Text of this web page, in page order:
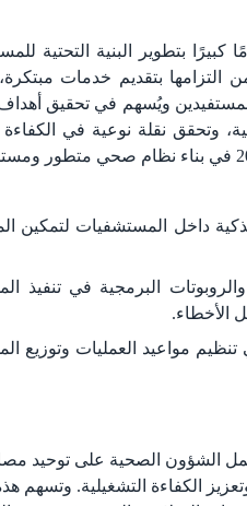
بتطوير البنية التحتية
بتقديم خدمات
ويُسهم في تحقيق
وتحقق نقلة نوعية في الكفاءة
داخل المستشفيات لتمكين
والروبوتات البرمجية في تنفيذ
الأخطاء.
مواعيد العمليات وتوزيع
الشؤون الصحية على توحيد
الكفاءة التشغيلية.